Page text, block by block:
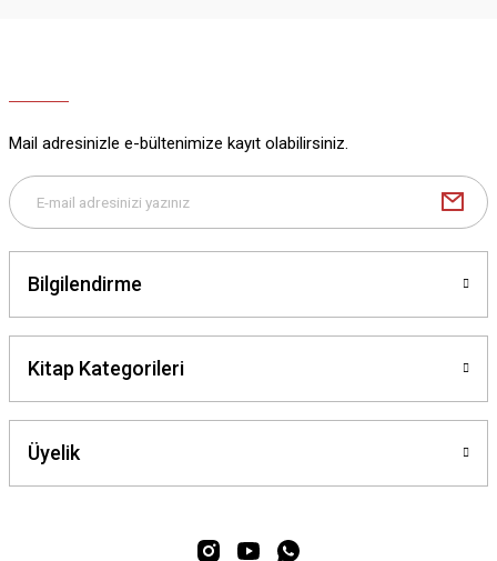
Bu ürüne benzer farklı alternatifler olmalı.
Mail adresinizle e-bültenimize kayıt olabilirsiniz.
Bilgilendirme
Kitap Kategorileri
Üyelik